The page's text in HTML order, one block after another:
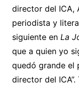
director del ICA,
periodista y
siguiente en La
que a quien yo
quedó grande el
director del